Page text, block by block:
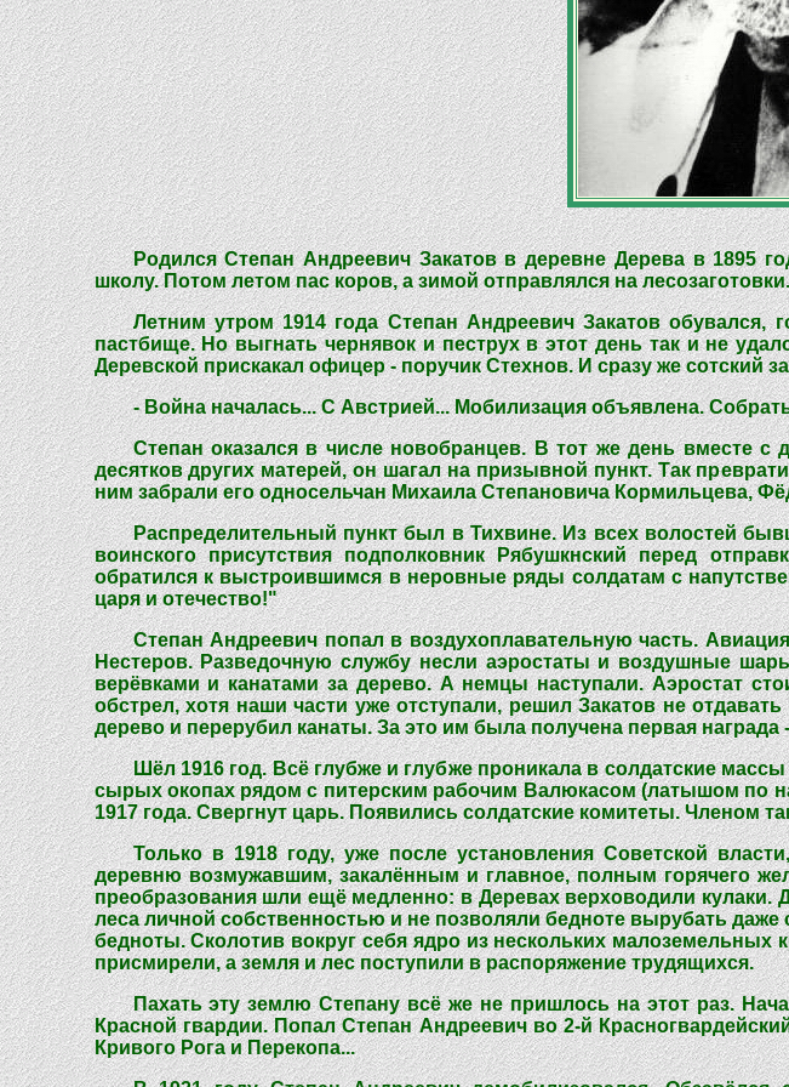
Родился Степан Андреевич Закатов в деревне Дерева в 1895
школу. Потом летом пас коров, а зимой отправлялся на лесозаготовки.
Летним утром 1914 года Степан Андреевич Закатов обувался,
пастбище. Но выгнать чернявок и пеструх в этот день так и не
Деревской прискакал офицер - поручик Стехнов. И сразу же сотский
- Война началась... С Австрией... Мобилизация объявлена.
Степан оказался в числе новобранцев. В тот же день вместе
десятков других матерей, он шагал на призывной пункт. Так
ним забрали его односельчан Михаила Степановича Кормильцева,
Распределительный пункт был в Тихвине. Из всех волостей
воинского присутствия подполковник Рябушкнский перед
обратился к выстроившимся в неровные ряды солдатам с
царя и отечество!"
Степан Андреевич попал в воздухоплавательную часть.
Нестеров. Разведочную службу несли аэростаты и воздушные
верёвками и канатами за дерево. А немцы наступали. Аэростат
обстрел, хотя наши части уже отступали, решил Закатов не
дерево и перерубил канаты. За это им была получена первая награда
Шёл 1916 год. Всё глубже и глубже проникала в солдатские
сырых окопах рядом с питерским рабочим Валюкасом (латышом по
1917 года. Свергнут царь. Появились солдатские комитеты. Членом
Только в 1918 году, уже после установления Советской
деревню возмужавшим, закалённым и главное, полным горячего
преобразования шли ещё медленно: в Деревах верховодили кулаки.
леса личной собственностью и не позволяли бедноте вырубать
бедноты. Сколотив вокруг себя ядро из нескольких малоземельных
присмирели, а земля и лес поступили в распоряжение трудящихся.
Пахать эту землю Степану всё же не пришлось на этот раз.
Красной гвардии. Попал Степан Андреевич во 2-й
Кривого Рога и Перекопа...